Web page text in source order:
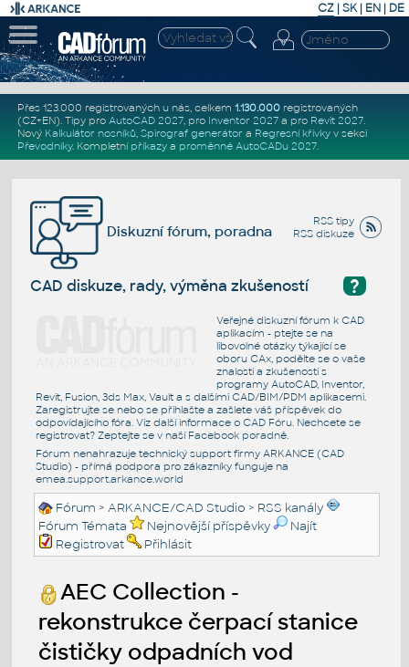
CZ | SK| EN | DE
Přes 123.000 registrovaných u nás, celkem 1.130.000registrovaných
(CZ+EN). Tipy pro AutoCAD 2027, pro Inventor 2027a pro Revit 2027.
Nový Kalkulátor nosníků, Spirograf generátor a Regresní křivkyv sekci
Převodníky. Kompletní příkazya proměnné AutoCADu 2027.
RSS tipy
RSS diskuze
Diskuzní fórum, poradna
?
CAD diskuze, rady, výměna zkušeností
Veřejné diskuzní fórum k CAD
aplikacím - ptejte se na
libovolné otázky týkající se
oboru CAx, podělte se o vaše
znalosti a zkušenosti s
programy AutoCAD, Inventor,
Revit, Fusion, 3ds Max, Vault a s dalšími CAD/BIM/PDM aplikacemi.
Zaregistrujte se nebo se přihlašte a zašlete váš příspěvek do
odpovídajícího fóra. Viz další informace o CAD Fóru. Nechcete se
registrovat? Zeptejte se v naší Facebook poradně.
Fórum nenahrazuje technický support firmy ARKANCE (CAD
Studio) - přímá podpora pro zákazníky funguje na
emea.support.arkance.world
Fórum >ARKANCE/CAD Studio > RSS kanály
Fórum Témata
Nejnovější příspěvky
Najít
Registrovat
Přihlásit
AEC Collection -
rekonstrukce čerpací stanice
čističky odpadních vod